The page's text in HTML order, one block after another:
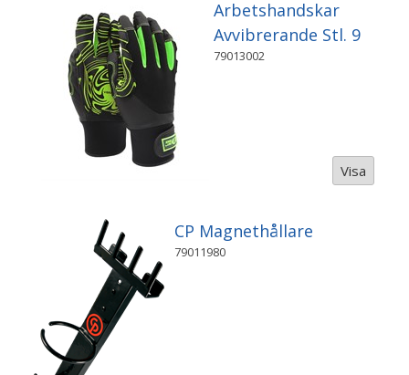
Arbetshandskar
Avvibrerande Stl. 9
79013002
Visa
CP Magnethållare
79011980